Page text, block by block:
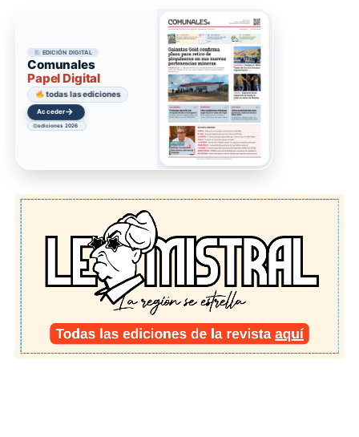
EDICIÓN DIGITAL
Comunales
Papel Digital
todas las ediciones
Acceder→
ediciones 2026